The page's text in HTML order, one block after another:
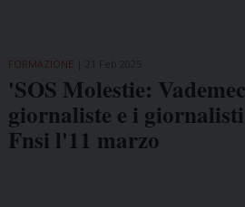
FORMAZIONE
'SOS Molestie:
giornaliste e i
Fnsi l'11 marzo